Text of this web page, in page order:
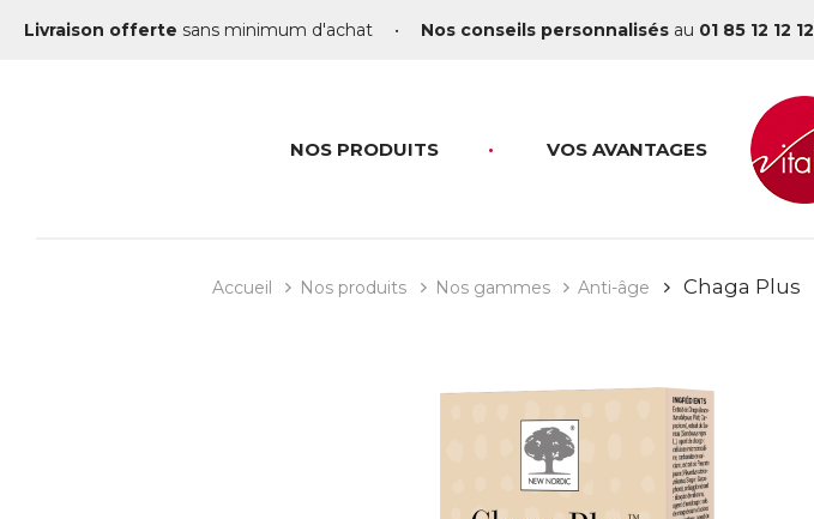
Livraison offerte sans minimum d'achat • Nos conseils personnalisés au 01 85 12 12 12
NOS PRODUITS VOS AVANTAGES
Accueil Nos produits Nos gammes Anti-âge Chaga Plus